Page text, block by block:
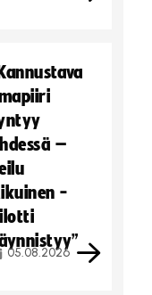
–
-
05.08.2026